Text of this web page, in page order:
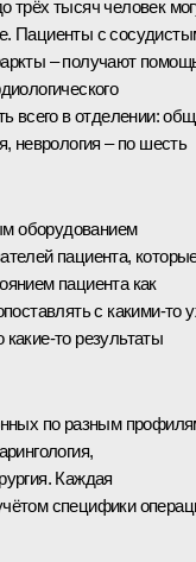
трёх тысяч человек
Пациенты с
– получают
всего в отделении:
неврология – по шесть
оборудованием
пациента,
пациента как
с какими-то
то результаты
по разным
Каждая
специфики